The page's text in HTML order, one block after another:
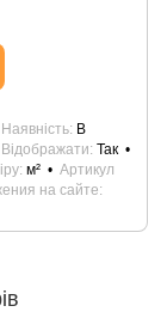
Наявність В
Відображати Так
м²
Артикул
на сайте